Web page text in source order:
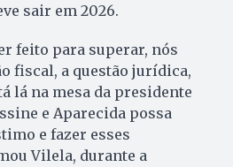
sair em 2026.
feito para superar, nós
fiscal, a questão jurídica,
lá na mesa da presidente
e Aparecida possa
e fazer esses
Vilela, durante a